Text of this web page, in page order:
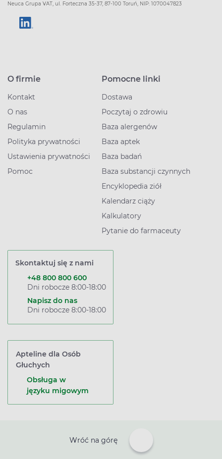
Neuca Grupa VAT, ul. Forteczna 35-37, 87-100 Toruń, NIP: 1070047823
O firmie
Kontakt
O nas
Regulamin
Polityka prywatności
Ustawienia prywatności
Pomoc
Pomocne linki
Dostawa
Poczytaj o zdrowiu
Baza alergenów
Baza aptek
Baza badań
Baza substancji czynnych
Encyklopedia ziół
Kalendarz ciąży
Kalkulatory
Pytanie do farmaceuty
Skontaktuj się z nami
+48 800 800 600
Dni robocze 8:00-18:00
Napisz do nas
Dni robocze 8:00-18:00
Apteline dla Osób
Głuchych
Obsługa w
języku migowym
Wróć na górę